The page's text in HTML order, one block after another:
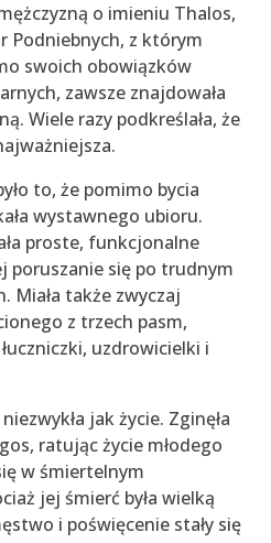
o imieniu Thalos,
Podniebnych, z którym
swoich obowiązków
zawsze znajdowała
Wiele razy podkreślała, że
to, że pomimo bycia
wystawnego ubioru.
proste, funkcjonalne
poruszanie się po trudnym
Miała także zwyczaj
z trzech pasm,
uzdrowicielki i
jak życie. Zginęła
ratując życie młodego
w śmiertelnym
jej śmierć była wielką
i poświęcenie stały się